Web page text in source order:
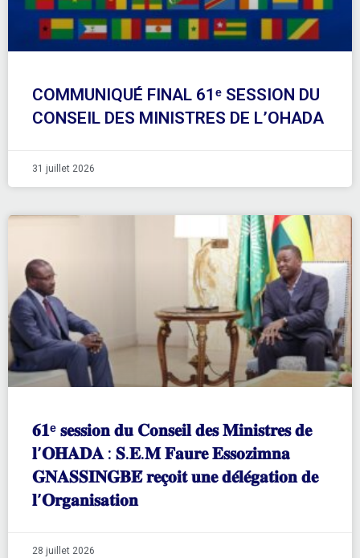
COMMUNIQUÉ FINAL 61ᵉ SESSION DU
CONSEIL DES MINISTRES DE L’OHADA
31 juillet 2026
𝟔𝟏ᵉ 𝐬𝐞𝐬𝐬𝐢𝐨𝐧 𝐝𝐮 𝐂𝐨𝐧𝐬𝐞𝐢𝐥 𝐝𝐞𝐬 𝐌𝐢𝐧𝐢𝐬𝐭𝐫𝐞𝐬 𝐝𝐞
𝐥’𝐎𝐇𝐀𝐃𝐀 : 𝐒.𝐄.𝐌 𝐅𝐚𝐮𝐫𝐞 𝐄𝐬𝐬𝐨𝐳𝐢𝐦𝐧𝐚
𝐆𝐍𝐀𝐒𝐒𝐈𝐍𝐆𝐁𝐄́ 𝐫𝐞𝐜̧𝐨𝐢𝐭 𝐮𝐧𝐞 𝐝𝐞́𝐥𝐞́𝐠𝐚𝐭𝐢𝐨𝐧 𝐝𝐞
𝐥’𝐎𝐫𝐠𝐚𝐧𝐢𝐬𝐚𝐭𝐢𝐨𝐧
28 juillet 2026